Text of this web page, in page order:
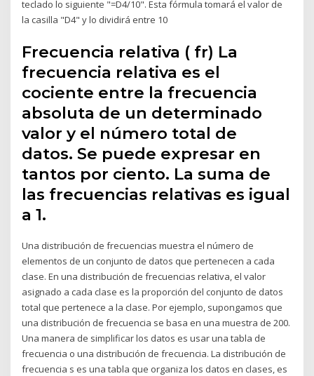
teclado lo siguiente "=D4/10". Esta fórmula tomará el valor de
la casilla "D4" y lo dividirá entre 10
Frecuencia relativa ( fr) La
frecuencia relativa es el
cociente entre la frecuencia
absoluta de un determinado
valor y el número total de
datos. Se puede expresar en
tantos por ciento. La suma de
las frecuencias relativas es igual
a 1.
Una distribución de frecuencias muestra el número de
elementos de un conjunto de datos que pertenecen a cada
clase. En una distribución de frecuencias relativa, el valor
asignado a cada clase es la proporción del conjunto de datos
total que pertenece a la clase. Por ejemplo, supongamos que
una distribución de frecuencia se basa en una muestra de 200.
Una manera de simplificar los datos es usar una tabla de
frecuencia o una distribución de frecuencia. La distribución de
frecuencia s es una tabla que organiza los datos en clases, es